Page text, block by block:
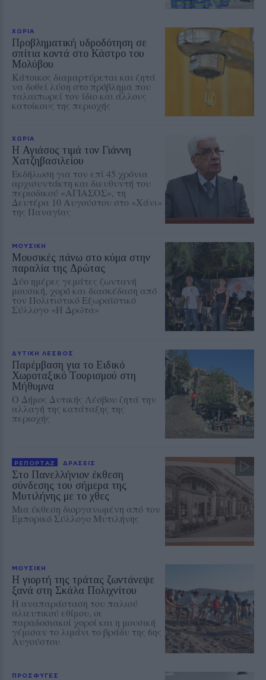
ΧΩΡΙΑ
Προβληματική υδροδότηση σε
σπίτια κοντά στο Κάστρο του
Μολύβου
Κάτοικος διαμαρτύρεται και ζητά
να δοθεί λύση στο πρόβλημα που
ταλαιπωρεί τον ίδιο και άλλους
κατοίκους της περιοχής
ΧΩΡΙΑ
Η Αγιάσος τιμά τον Γιάννη
Χατζηβασιλείου
Εκδήλωση για τον επί 45 χρόνια
αρχισυντάκτη και διευθυντή του
περιοδικού «ΑΓΙΑΣΟΣ», τη
Δευτέρα 10 Αυγούστου στο «Χάνι»
της Παναγίας
ΜΟΥΣΙΚΗ
Μουσικές πάνω στο κύμα στην
παραλία της Δρώτας
Δύο ημέρες γεμάτες ζωντανή
μουσική, χορό και διασκέδαση από
τον Πολιτιστικό Εξωραϊστικό
Σύλλογο «Η Δρώτα»
ΔΥΤΙΚΗ ΛΕΣΒΟΣ
Παρέμβαση για το Ειδικό
Χωροταξικό Τουρισμού στη
Μήθυμνα
Ο Δήμος Δυτικής Λέσβου ζητά την
αλλαγή της κατάταξης της
περιοχής
ΡΕΠΟΡΤΑΖ ΔΡΑΣΕΙΣ
Στο Πανελλήνιον έκθεση
σύνδεσης του σήμερα της
Μυτιλήνης με το χθες
Μια έκθεση διοργανωμένη από τον
Εμπορικό Σύλλογο Μυτιλήνης
ΜΟΥΣΙΚΗ
Η γιορτή της τράτας ζωντάνεψε
ξανά στη Σκάλα Πολιχνίτου
Η αναπαράσταση του παλιού
αλιευτικού εθίμου, οι
παραδοσιακοί χοροί και η μουσική
γέμισαν το λιμάνι το βράδυ της 6ης
Αυγούστου
ΠΡΟΣΦΥΓΕΣ